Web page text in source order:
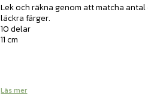
Lek och räkna genom att matcha
läckra färger.
10 delar
11 cm
Läs mer